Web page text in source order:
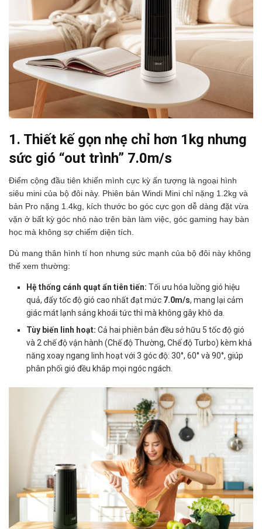
1. Thiết kế gọn nhẹ chỉ hơn 1kg nhưng
sức gió “out trình” 7.0m/s
Điểm cộng đầu tiên khiến mình cực kỳ ấn tượng là ngoại hình
siêu mini của bộ đôi này. Phiên bản Windi Mini chỉ nặng 1.2kg và
bản Pro nặng 1.4kg, kích thước bo góc cực gọn dễ dàng đặt vừa
vặn ở bất kỳ góc nhỏ nào trên bàn làm việc, góc gaming hay bàn
học mà không sợ chiếm diện tích.
Dù mang thân hình tí hon nhưng sức mạnh của bộ đôi này không
thể xem thường:
Hệ thống cánh quạt ẩn tiên tiến: Tối ưu hóa luồng gió hiệu
quả, đẩy tốc độ gió cao nhất đạt mức 7.0m/s, mang lại cảm
giác mát lạnh sảng khoái tức thì mà không gây khô da.
Tùy biến linh hoạt: Cả hai phiên bản đều sở hữu 5 tốc độ gió
và 2 chế độ vận hành (Chế độ Thường, Chế độ Turbo) kèm khả
năng xoay ngang linh hoạt với 3 góc độ: 30°, 60° và 90°, giúp
phân phối gió đều khắp mọi ngóc ngách.